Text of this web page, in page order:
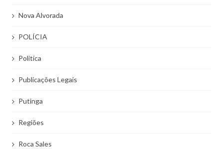
Nova Alvorada
POLÍCIA
Politíca
Publicações Legais
Putinga
Regiões
Roca Sales